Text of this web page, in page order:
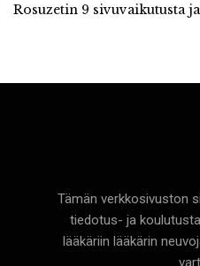
Rosuzetin 9 sivuvaikutusta
Tämän verkkosivuston
tiedotus- ja
lääkäriin lääkärin